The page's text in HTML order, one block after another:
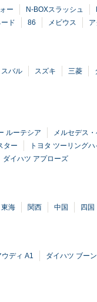
ー N-BOXスラッシュ
ード 86 メビウス
スバル スズキ 三菱
ルーテシア メルセデス
ター トヨタ ツーリング
ダイハツ アプローズ
東海 関西 中国 四国
ウディ A1 ダイハツ ブーン